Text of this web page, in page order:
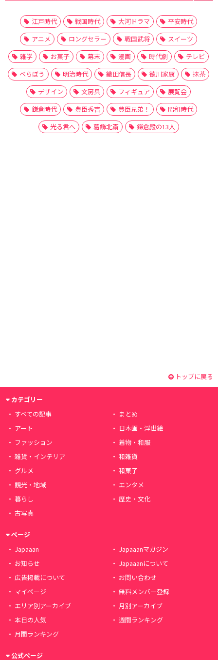
江戸時代 戦国時代 大河ドラマ
平安時代
アニメ
ロングセラー 戦国武将
スイーツ
雑学
お菓子 幕末 漫画 時代劇
テレビ
べらぼう
明治時代 織田信長 徳川家康
抹茶
デザイン
文房具 フィギュア
展覧会
鎌倉時代
豊臣秀吉 豊臣兄弟！
昭和時代
光る君へ
葛飾北斎 鎌倉殿の13人
トップに戻る
カテゴリー
すべての記事
まとめ
アート
日本画・浮世絵
ファッション
着物・和服
雑貨・インテリア
和雑貨
グルメ
和菓子
観光・地域
エンタメ
暮らし
歴史・文化
古写真
ページ
Japaaan
Japaaanマガジン
お知らせ
Japaaanについて
広告掲載について
お問い合わせ
マイページ
無料メンバー登録
エリア別アーカイブ
月別アーカイブ
本日の人気
週間ランキング
月間ランキング
公式ページ